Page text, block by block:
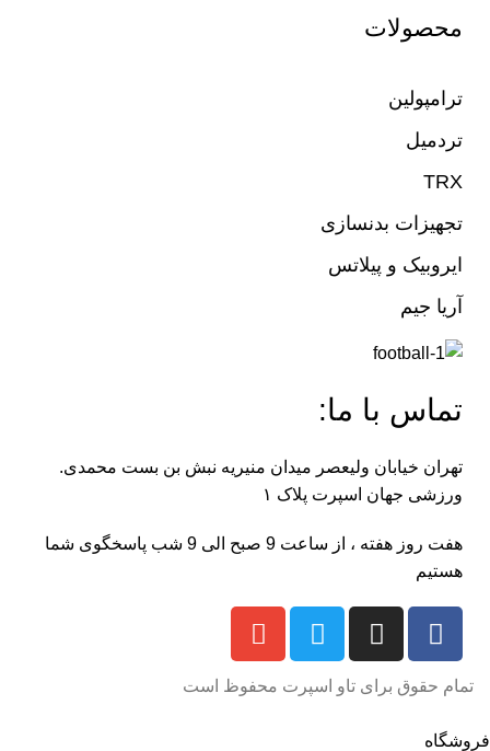
محصولات
ترامپولین
تردمیل
TRX
تجهیزات بدنسازی
ایروبیک و پیلاتس
آریا جیم
تماس با ما:
تهران خیابان ولیعصر میدان منیریه نبش بن بست محمدی.
ورزشی جهان اسپرت پلاک ۱
هفت روز هفته ، از ساعت 9 صبح الی 9 شب پاسخگوی شما
هستیم
تمام حقوق برای تاو اسپرت محفوظ است
فروشگاه